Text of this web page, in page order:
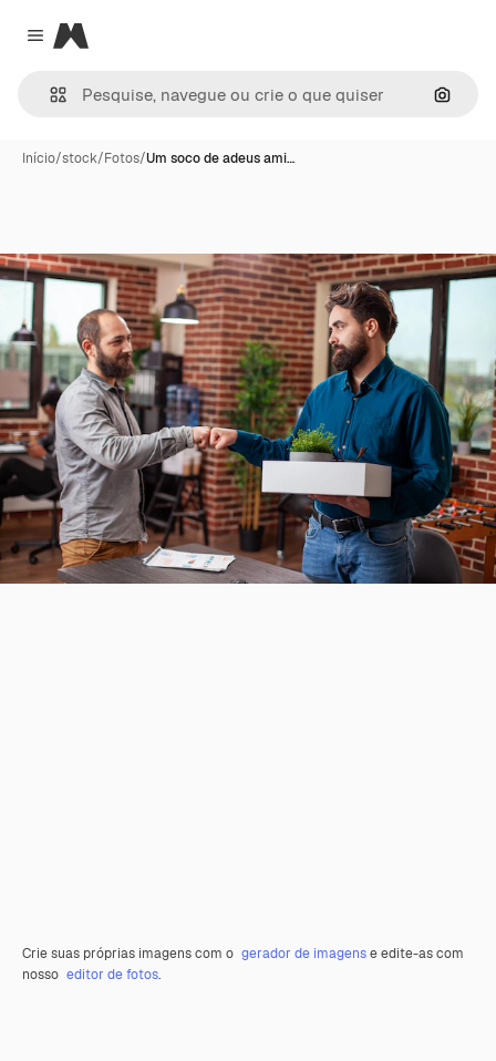
Close menu
Magnific
Início/stock/Fotos/Um soco de adeus ami…
Crie suas próprias imagens com o gerador de imagense edite-as com
nosso editor de fotos.